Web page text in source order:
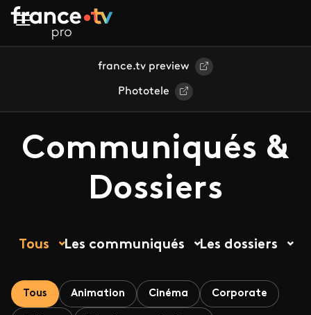
Aller au contenu principal
france.tv preview
Phototele
Communiqués &
Dossiers
Tous Les communiqués Les dossiers
Tous Animation Cinéma Corporate